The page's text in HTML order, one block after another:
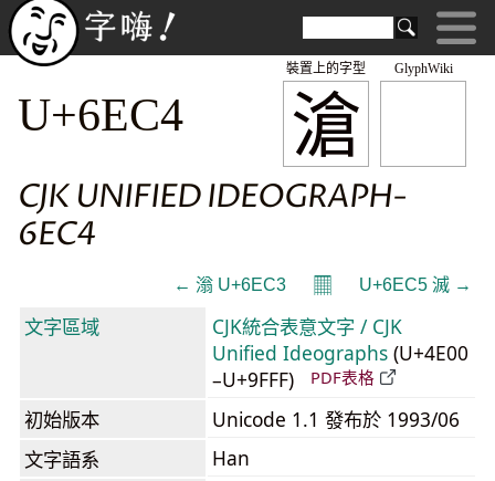
GlyphWiki
滄
裝置上的字型
U+6EC4
CJK UNIFIED IDEOGRAPH-
6EC4
← 滃 U+6EC3 𝄜 U+6EC5 滅 →
文字區域
CJK統合表意文字 / CJK
Unified Ideographs (U+4E00
–U+9FFF)
PDF表格
初始版本
Unicode 1.1 發布於 1993/06
文字語系
Han